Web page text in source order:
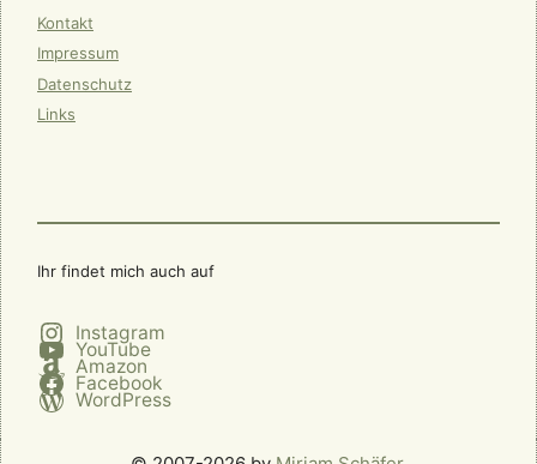
Kontakt
Impressum
Datenschutz
Links
Ihr findet mich auch auf
Instagram
YouTube
Amazon
Facebook
WordPress